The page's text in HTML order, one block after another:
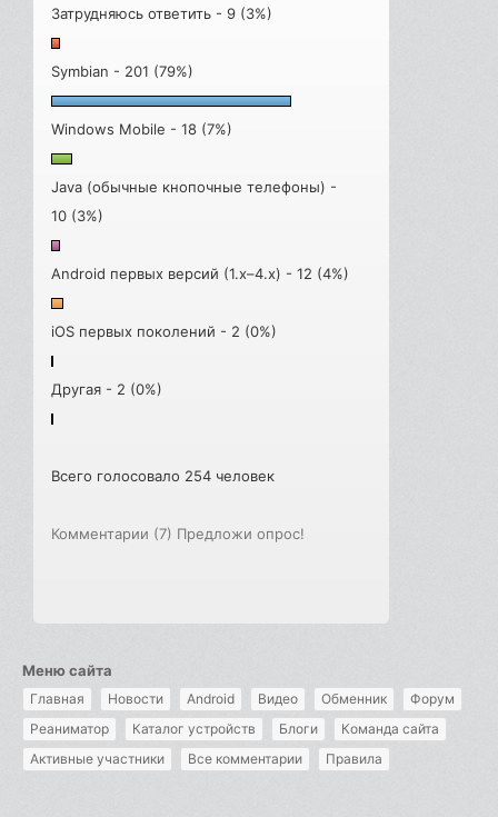
Затрудняюсь ответить - 9 (3%)
Symbian - 201 (79%)
Windows Mobile - 18 (7%)
Java (обычные кнопочные телефоны) -
10 (3%)
Android первых версий (1.x–4.x) - 12 (4%)
iOS первых поколений - 2 (0%)
Другая - 2 (0%)
Всего голосовало 254 человек
Комментарии (7) Предложи опрос!
Меню сайта
Главная Новости Android Видео Обменник
Форум
Реаниматор
Каталог устройств Блоги
Команда сайта
Активные участники
Все комментарии Правила